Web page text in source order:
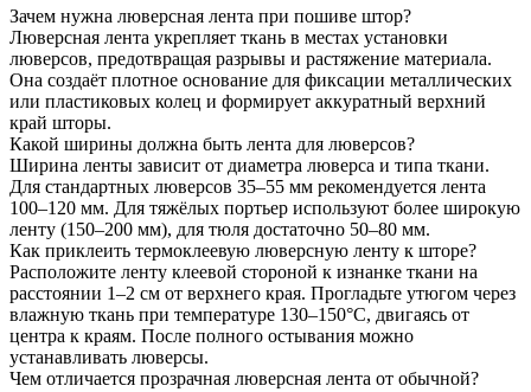
Зачем нужна люверсная лента при пошиве штор?
Люверсная лента укрепляет ткань в местах установки
люверсов, предотвращая разрывы и растяжение материала.
Она создаёт плотное основание для фиксации металлических
или пластиковых колец и формирует аккуратный верхний
край шторы.
Какой ширины должна быть лента для люверсов?
Ширина ленты зависит от диаметра люверса и типа ткани.
Для стандартных люверсов 35–55 мм рекомендуется лента
100–120 мм. Для тяжёлых портьер используют более широкую
ленту (150–200 мм), для тюля достаточно 50–80 мм.
Как приклеить термоклеевую люверсную ленту к шторе?
Расположите ленту клеевой стороной к изнанке ткани на
расстоянии 1–2 см от верхнего края. Прогладьте утюгом через
влажную ткань при температуре 130–150°C, двигаясь от
центра к краям. После полного остывания можно
устанавливать люверсы.
Чем отличается прозрачная люверсная лента от обычной?